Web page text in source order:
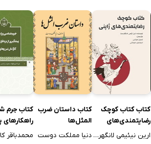
کتاب کتاب کوچک
رضایتمندی‌های
ژاپنی
ارین نیئیمی لانگهرست
کتاب داستان ضرب‌
المثل‌ها
دنیا مملکت دوست
کتاب جرم
از بزه
محمدباقر